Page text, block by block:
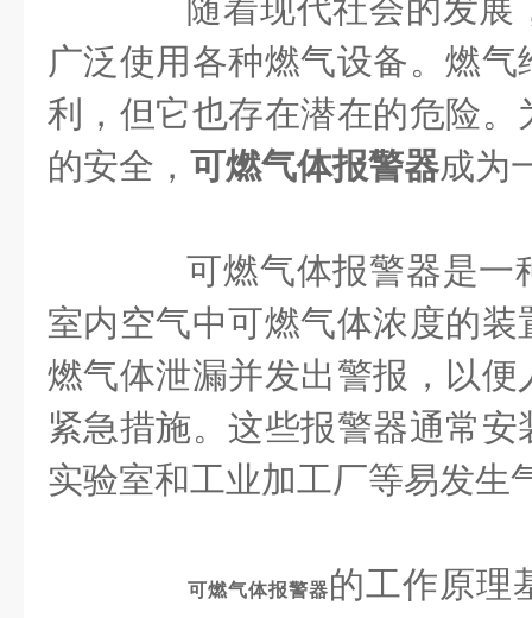
随着现代社会的发展
广泛使用各种燃气设备。燃
利，但它也存在潜在的危险
的安全， 可燃气体报警器成为
可燃气体报警器是一
室内空气中可燃气体浓度的
燃气体泄漏并发出警报，以
紧急措施。这些报警器通常
实验室和工业加工厂等易发生
可燃气体报警器的工作原理